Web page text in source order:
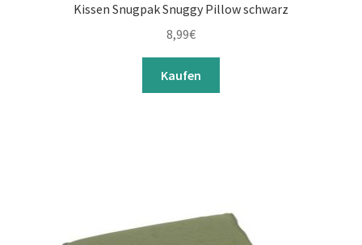
Kissen Snugpak Snuggy Pillow schwarz
8,99€
Kaufen